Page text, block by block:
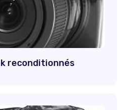
reconditionnés